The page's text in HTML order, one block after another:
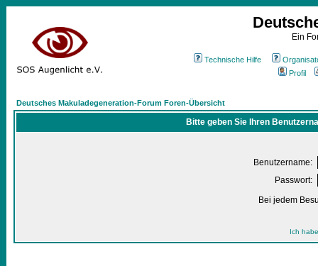
Ein
Technische Hilfe
Profil
Deutsches Makuladegeneration-Forum Foren-Übersicht
Bitte geben Sie Ihren
Benutzername:
Passwort:
Bei jedem
Ich